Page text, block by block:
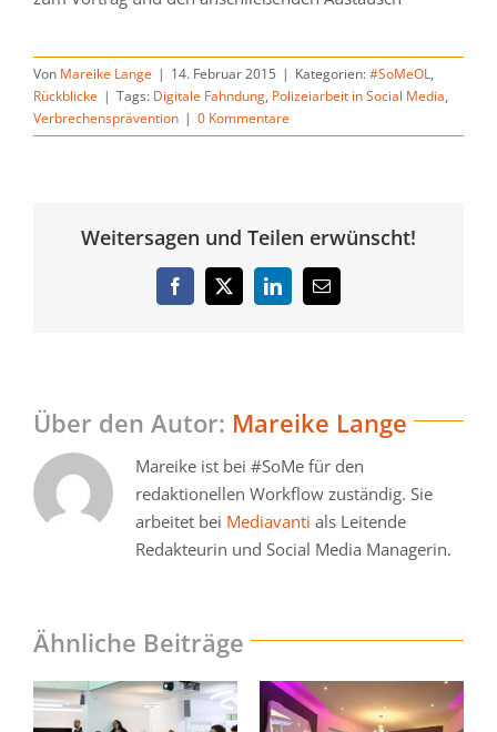
Von Mareike Lange | 14. Februar 2015 | Kategorien:#SoMeOL,
Rückblicke | Tags: Digitale Fahndung, Polizeiarbeit in Social Media,
Verbrechensprävention | 0 Kommentare
Weitersagen und Teilen erwünscht!
FacebookTwitterLinkedIn
E-
Über den Autor: Mareike Lange
Mareike ist bei #SoMe für den
redaktionellen Workflow zuständig. Sie
arbeitet bei Mediavanti als Leitende
Redakteurin und Social Media Managerin.
Ähnliche Beiträge